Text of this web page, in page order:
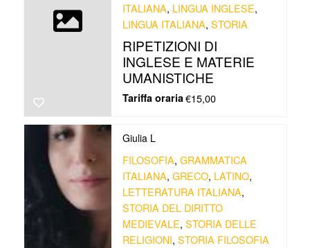
ITALIANA, LINGUA INGLESE,
LINGUA ITALIANA, STORIA
RIPETIZIONI DI
INGLESE E MATERIE
UMANISTICHE
Tariffa oraria€15,00
Giulia L
FILOSOFIA, GRAMMATICA
ITALIANA, GRECO, LATINO,
LETTERATURA ITALIANA,
STORIA DEL DIRITTO
MEDIEVALE, STORIA DELLE
RELIGIONI, STORIA FILOSOFIA